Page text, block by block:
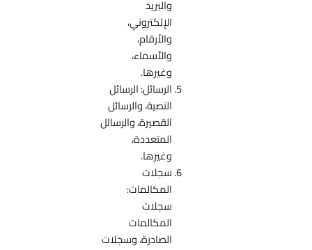
والبريد
الإلكتروني،
والأرقام،
والأسماء،
وغيرها.
الرسائل: الرسائل
النصية، والرسائل
القصيرة، والرسائل
المتعددة،
وغيرها.
سجلات
المكالمات:
سجلات
المكالمات
الصادرة، وسجلات